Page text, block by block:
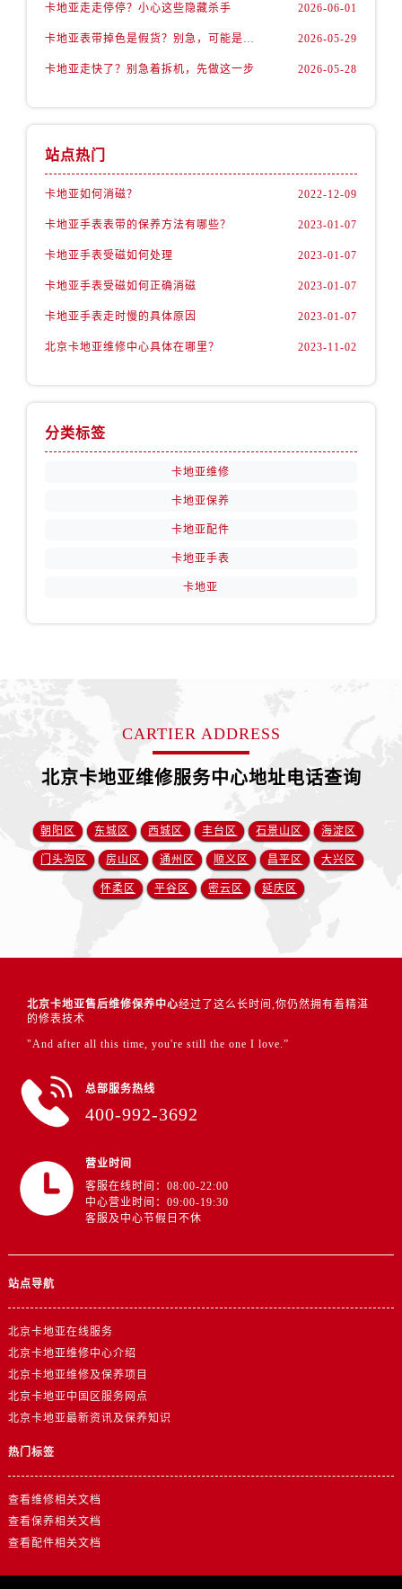
卡地亚走走停停？小心这些隐藏杀手 2026-06-01
2026-05-29
卡地亚走快了？别急着拆机，先做这一步 2026-05-28
站点热门
卡地亚如何消磁？ 2022-12-09
卡地亚手表表带的保养方法有哪些？ 2023-01-07
卡地亚手表受磁如何处理 2023-01-07
卡地亚手表受磁如何正确消磁 2023-01-07
卡地亚手表走时慢的具体原因 2023-01-07
北京卡地亚维修中心具体在哪里？ 2023-11-02
分类标签
卡地亚维修
卡地亚保养
卡地亚配件
卡地亚手表
卡地亚
CARTIER ADDRESS
北京卡地亚维修服务中心地址电话查询
朝阳区 东城区 西城区 丰台区 石景山区 海淀区
门头沟区 房山区 通州区 顺义区 昌平区 大兴区
怀柔区 平谷区 密云区 延庆区
北京卡地亚售后维修保养中心经过了这么长时间,你仍然拥有着精湛
的修表技术
"And after all this time, you're still the one I love.”
总部服务热线
400-992-3692
营业时间
客服在线时间：08:00-22:00
中心营业时间：09:00-19:30
客服及中心节假日不休
站点导航
北京卡地亚在线服务
北京卡地亚维修中心介绍
北京卡地亚维修及保养项目
北京卡地亚中国区服务网点
北京卡地亚最新资讯及保养知识
热门标签
查看维修相关文档
查看保养相关文档
查看配件相关文档